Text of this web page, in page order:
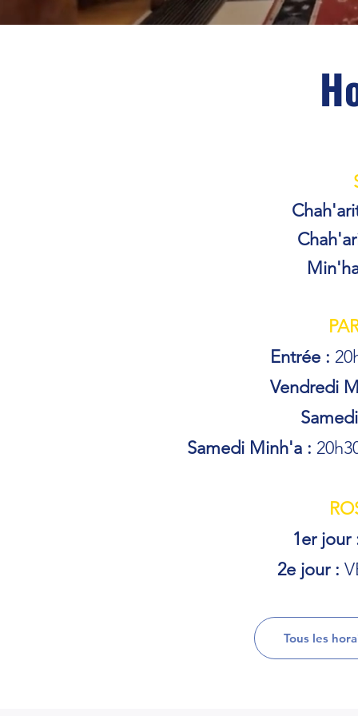
Entrée :
Vendredi
Samedi Minh'a :
1er jour
2e jour :
Tous les